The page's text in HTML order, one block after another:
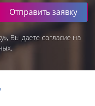
Отправить заявку
Вы даете согласие на